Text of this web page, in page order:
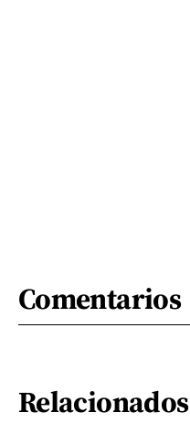
Comentarios
Relacionados